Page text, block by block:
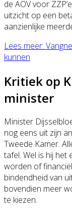
de AOV voor
uitzicht op een
aanzienlijke
Lees meer:
kunnen
Kritiek op
minister
Minister
nog eens uit zijn
Tweede Kamer.
tafel. Wel is hij het
worden of
bindendheid van
bovendien meer
te kiezen.